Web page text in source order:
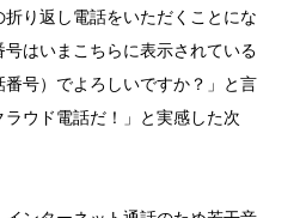
り返し電話をいただくことにな
はいまこちらに表示されている
号）でよろしいですか？」と言
ウド電話だ！」と実感した次